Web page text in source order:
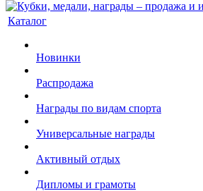
Каталог
Новинки
Распродажа
Награды по видам спорта
Универсальные награды
Активный отдых
Дипломы и грамоты